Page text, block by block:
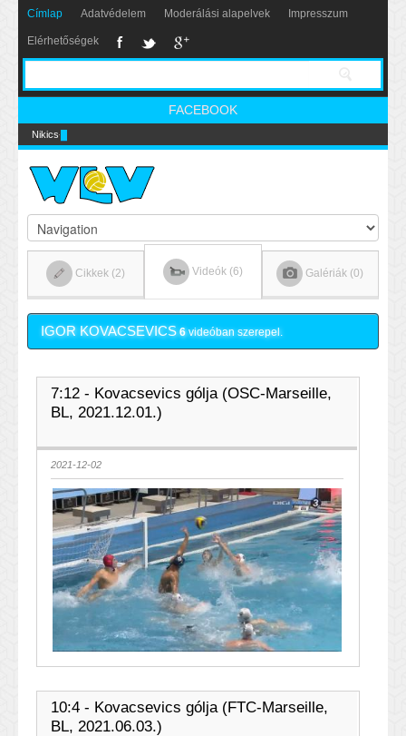
Címlap Adatvédelem Moderálási alapelvek Impresszum
Elérhetőségek
FACEBOOK
Nikics-gól lábbal
Cikkek (2) Videók (6) Galériák (0)
IGOR KOVACSEVICS 6videóban szerepel.
7:12 - Kovacsevics gólja (OSC-Marseille,
BL, 2021.12.01.)
2021-12-02
10:4 - Kovacsevics gólja (FTC-Marseille,
BL, 2021.06.03.)